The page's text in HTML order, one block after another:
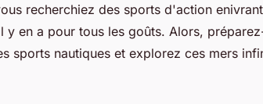
recherchiez des sports d'action
y en a pour tous les goûts. Alors,
sports nautiques et explorez ces mers